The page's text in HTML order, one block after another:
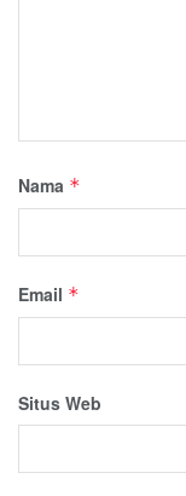
Nama *
Email *
Situs Web